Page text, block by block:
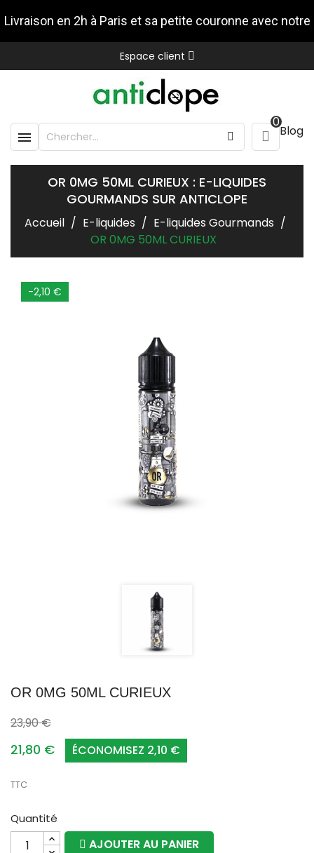
Livraison en 2h à Paris et sa petite couronne avec notre
partenaire Stuart
Espace client

0
Blog
OR 0MG 50ML CURIEUX : E-LIQUIDES
GOURMANDS SUR ANTICLOPE
Accueil E-liquides
E-liquides Gourmands
OR 0MG 50ML CURIEUX
-2,10 €
OR 0MG 50ML CURIEUX
23,90 €
21,80 € ÉCONOMISEZ 2,10 €
TTC
Quantité
AJOUTER AU PANIER